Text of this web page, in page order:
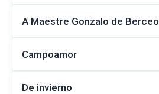
A Maestre Gonzalo de Berceo
Campoamor
De invierno